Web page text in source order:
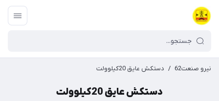
نیرو صنعت62 / دستکش عایق 20کیلوولت
دستکش عایق 20کیلوولت